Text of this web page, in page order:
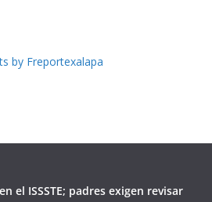
by Freportexalapa
el ISSSTE; padres exigen revisar